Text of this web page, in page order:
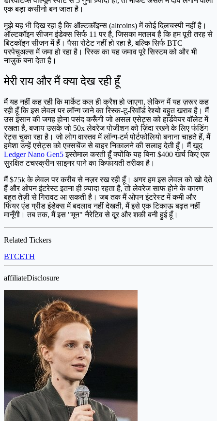
एक बड़ा कसीनो बन जाता है।
मुझे यह भी दिख रहा है कि ऑल्टकॉइन्स (altcoins) में कोई दिलचस्पी नहीं है।
ऑल्टकॉइन सीजन इंडेक्स सिर्फ 11 पर है, जिसका मतलब है कि हम पूरी तरह से
बिटकॉइन सीजन में हैं। पैसा रोटेट नहीं हो रहा है, बल्कि सिर्फ BTC
परपेचुअल्स में जमा हो रहा है। रिस्क का यह जमाव पूरे सिस्टम को और भी
नाज़ुक बना देता है।
मेरी राय और मैं क्या देख रही हूँ
मैं यह नहीं कह रही कि मार्केट कल ही क्रैश हो जाएगा, लेकिन मैं यह ज़रूर कह
रही हूँ कि इस लेवल पर लॉन्ग जाने का रिस्क-टू-रिवॉर्ड रेश्यो बहुत खराब है। मैं
उस इंसान की जगह होना पसंद करूँगी जो असल एसेट्स को हार्डवेयर वॉलेट में
रखता है, बजाय उसके जो 50x लेवरेज पोजीशन को ज़िंदा रखने के लिए फंडिंग
रेट्स चुका रहा है। जो लोग वास्तव में लॉन्ग-टर्म पोर्टफोलियो बनाना चाहते हैं, मैं
हमेशा उन्हें एसेट्स को एक्सचेंज से बाहर निकालने की सलाह देती हूँ। मैं खुद
Ledger Nano Gen5इस्तेमाल करती हूँ क्योंकि यह बिना $400 खर्च किए एक
सुरक्षित टचस्क्रीन साइनर पाने का किफायती तरीका है।
मैं $75k के लेवल पर करीब से नज़र रख रही हूँ। अगर हम इस लेवल को खो देते
हैं और ओपन इंटरेस्ट इतना ही ज़्यादा रहता है, तो लेवरेज साफ होने के कारण
बहुत तेज़ी से गिरावट आ सकती है। जब तक मैं ओपन इंटरेस्ट में कमी और
फियर एंड ग्रीड इंडेक्स में बदलाव नहीं देखती, मैं इसे एक टिकाऊ बढ़त नहीं
मानूँगी। तब तक, मैं इस "मून" नैरेटिव से दूर और शकी बनी हुई हूँ।
Related Tickers
BTCETH
affiliateDisclosure